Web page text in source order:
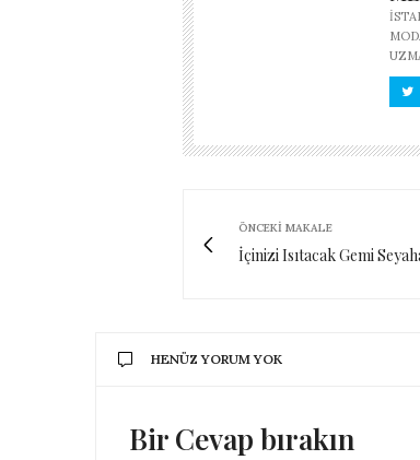
ÖNCEKI MAKALE
İçinizi Isıtacak Gemi
HENÜZ YORUM YOK
Bir Cevap bırakın